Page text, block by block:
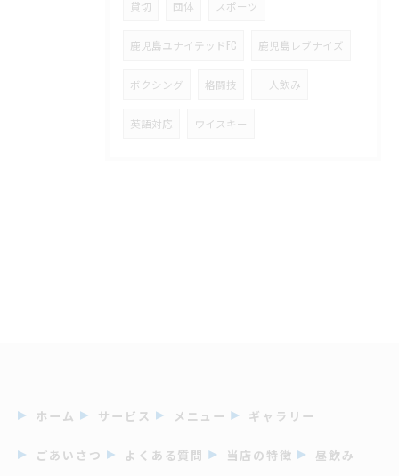
貸切 団体 スポーツ
鹿児島ユナイテッドFC 鹿児島レブナイズ
ボクシング 格闘技 一人飲み
英語対応 ウイスキー
ホーム サービス メニュー ギャラリー
ごあいさつ よくある質問 当店の特徴 昼飲み